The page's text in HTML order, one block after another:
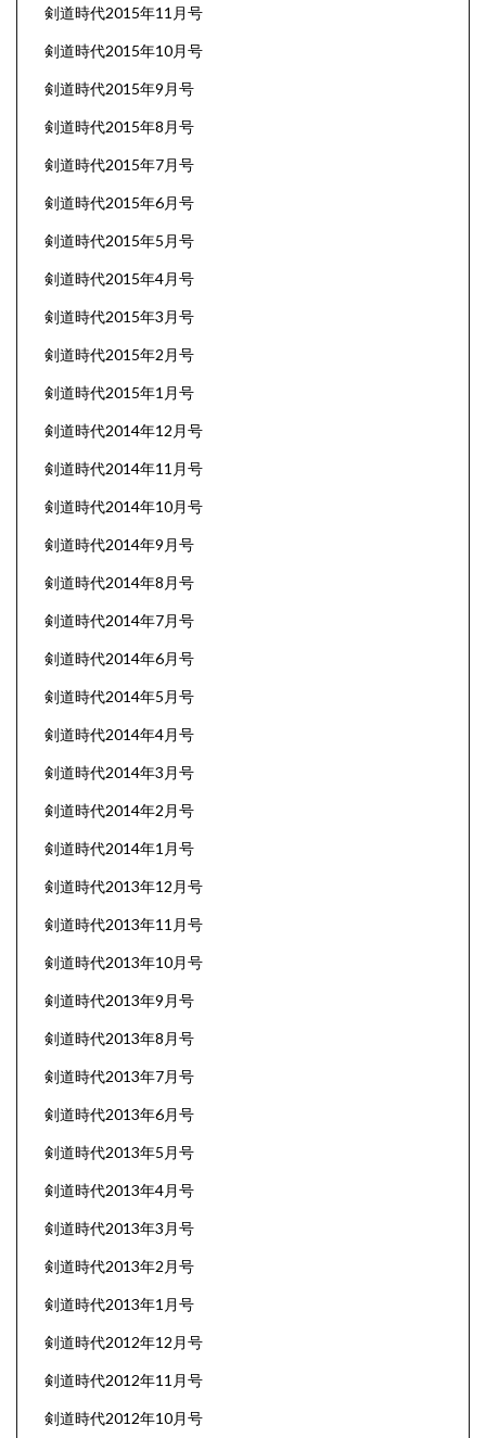
剣道時代2015年11月号
剣道時代2015年10月号
剣道時代2015年9月号
剣道時代2015年8月号
剣道時代2015年7月号
剣道時代2015年6月号
剣道時代2015年5月号
剣道時代2015年4月号
剣道時代2015年3月号
剣道時代2015年2月号
剣道時代2015年1月号
剣道時代2014年12月号
剣道時代2014年11月号
剣道時代2014年10月号
剣道時代2014年9月号
剣道時代2014年8月号
剣道時代2014年7月号
剣道時代2014年6月号
剣道時代2014年5月号
剣道時代2014年4月号
剣道時代2014年3月号
剣道時代2014年2月号
剣道時代2014年1月号
剣道時代2013年12月号
剣道時代2013年11月号
剣道時代2013年10月号
剣道時代2013年9月号
剣道時代2013年8月号
剣道時代2013年7月号
剣道時代2013年6月号
剣道時代2013年5月号
剣道時代2013年4月号
剣道時代2013年3月号
剣道時代2013年2月号
剣道時代2013年1月号
剣道時代2012年12月号
剣道時代2012年11月号
剣道時代2012年10月号